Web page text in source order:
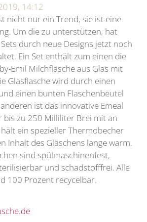
14:12
nicht nur ein Trend, sie ist eine
Um die zu unterstützen, hat
durch neue Designs jetzt noch
Ein Set enthält zum einen die
Emil Milchflasche aus Glas mit
Glasflasche wird durch einen
einen bunten Flaschenbeutel
ist das innovative Emeal
bis zu 250 Milliliter Brei mit an
ein spezieller Thermobecher
Inhalt des Gläschens lange warm.
sind spülmaschinenfest,
und schadstofffrei. Alle
100 Prozent recycelbar.